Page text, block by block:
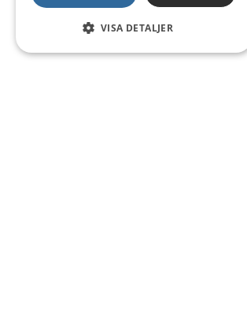
VISA DETALJER